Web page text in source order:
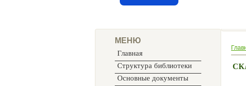
МЕНЮ
Главная
Структура библиотеки
Основные документы